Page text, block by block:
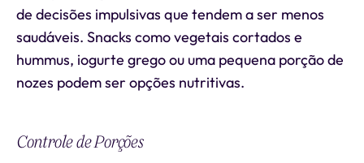
de decisões impulsivas que tendem a ser menos
saudáveis. Snacks como vegetais cortados e
hummus, iogurte grego ou uma pequena porção de
nozes podem ser opções nutritivas.
Controle de Porções